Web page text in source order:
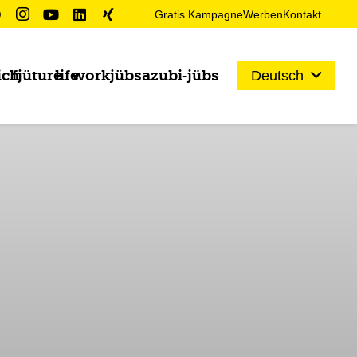
Gratis KampagneWerbenKontakt
fjüturelifeworkjübsazubi-jübs Deutsch